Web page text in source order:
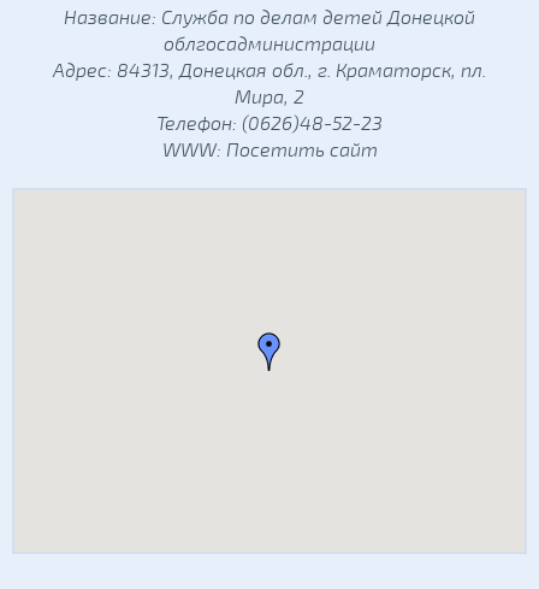
Название: Служба по делам детей Донецкой
облгосадминистрации
Адрес: 84313, Донецкая обл., г. Краматорск, пл.
Мира, 2
Телефон: (0626)48-52-23
WWW: Посетить сайт